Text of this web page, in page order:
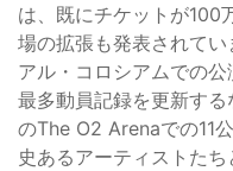
は、既にチケットが100
場の拡張も発表されて
アル・コロシアムでの
最多動員記録を更新す
のThe O2 Arenaでの11
史あるアーティストた